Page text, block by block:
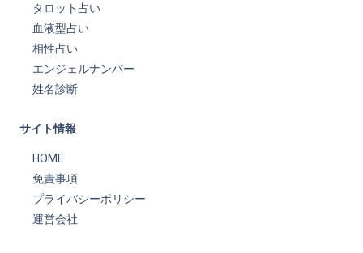
タロット占い
血液型占い
相性占い
エンジェルナンバー
姓名診断
サイト情報
HOME
免責事項
プライバシーポリシー
運営会社